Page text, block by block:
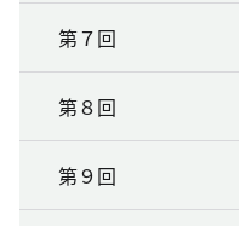
第７回
第８回
第９回